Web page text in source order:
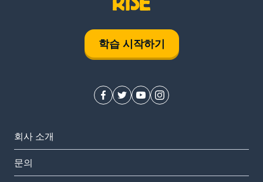
학습 시작하기
회사 소개
문의